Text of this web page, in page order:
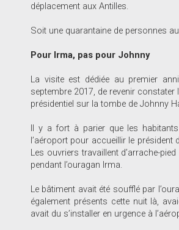
déplacement aux Antilles.
Soit une quarantaine de personnes
Pour Irma, pas pour Johnny
La visite est dédiée au premier
septembre 2017, de revenir constater
présidentiel sur la tombe de Johnny
Il y a fort à parier que les
l’aéroport pour accueillir le président
Les ouvriers travaillent d’arrache-
pendant l’ouragan Irma.
Le bâtiment avait été soufflé par
également présents cette nuit là,
avait du s’installer en urgence à